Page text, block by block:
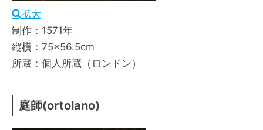
拡大
制作：1571年
縦横：75×56.5cm
所蔵：個人所蔵（ロンドン）
庭師(ortolano)